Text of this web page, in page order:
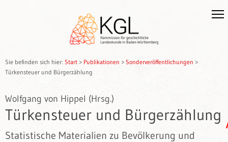
Sie befinden sich hier: Start > Publikationen > Sonderveröffentlichungen >
Türkensteuer und Bürgerzählung
Wolfgang von Hippel (Hrsg.)
Türkensteuer und Bürgerzählung
Statistische Materialien zu Bevölkerung und